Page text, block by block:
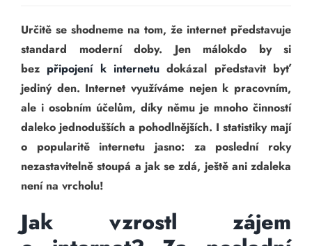
Kontakt
Určitě se shodneme na tom, že internet představuje
standard moderní doby. Jen málokdo by si
bez připojení k internetu dokázal představit byť
jediný den. Internet využíváme nejen k pracovním,
ale i osobním účelům, díky němu je mnoho činností
daleko jednodušších a pohodlnějších. I statistiky mají
o popularitě internetu jasno: za poslední roky
nezastavitelně stoupá a jak se zdá, ještě ani zdaleka
není na vrcholu!
Jak vzrostl zájem